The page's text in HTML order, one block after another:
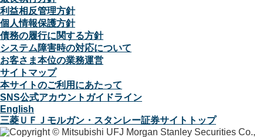
利益相反管理方針
個人情報保護方針
債務の履行に関する方針
システム障害時の対応について
お客さま本位の業務運営
サイトマップ
本サイトのご利用にあたって
SNS公式アカウントガイドライン
English
三菱ＵＦＪモルガン・スタンレー証券サイトトップ